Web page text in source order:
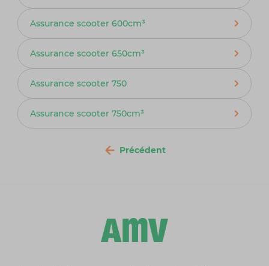
Assurance scooter 600cm³
Assurance scooter 650cm³
Assurance scooter 750
Assurance scooter 750cm³
Précédent